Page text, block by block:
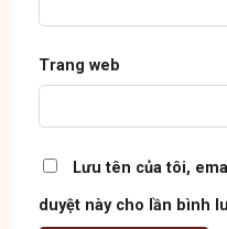
Trang web
Lưu tên của tôi,
duyệt này cho lần bình